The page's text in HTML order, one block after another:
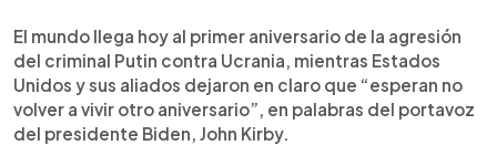
► Escuchar artículo
El mundo llega hoy al primer aniversario de la agresión
del criminal Putin contra Ucrania, mientras Estados
Unidos y sus aliados dejaron en claro que “esperan no
volver a vivir otro aniversario”, en palabras del portavoz
del presidente Biden, John Kirby.